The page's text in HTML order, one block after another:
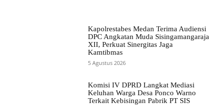
Kapolrestabes Medan Terima Audiensi
DPC Angkatan Muda Sisingamangaraja
XII, Perkuat Sinergitas Jaga
Kamtibmas
5 Agustus 2026
Komisi IV DPRD Langkat Mediasi
Keluhan Warga Desa Ponco Warno
Terkait Kebisingan Pabrik PT SIS